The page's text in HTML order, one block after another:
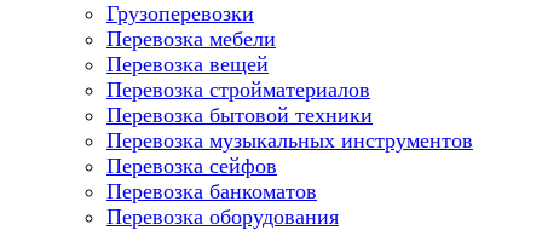
Грузоперевозки
Перевозка мебели
Перевозка вещей
Перевозка стройматериалов
Перевозка бытовой техники
Перевозка музыкальных инструментов
Перевозка сейфов
Перевозка банкоматов
Перевозка оборудования